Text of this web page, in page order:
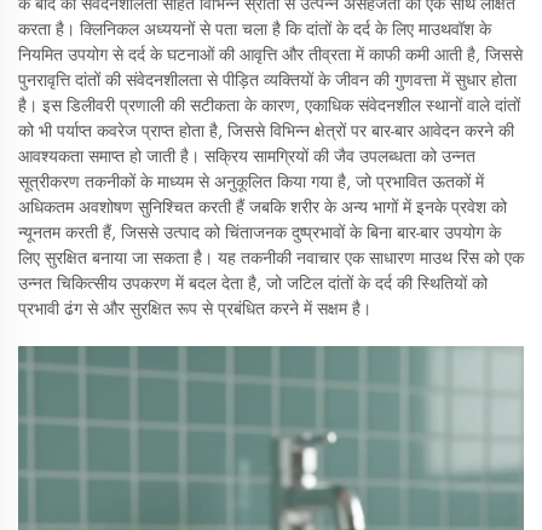
करता है। क्लिनिकल अध्ययनों से पता चला है कि दांतों के दर्द के लिए माउथवॉश के
नियमित उपयोग से दर्द के घटनाओं की आवृत्ति और तीव्रता में काफी कमी आती है, जिससे
पुनरावृत्ति दांतों की संवेदनशीलता से पीड़ित व्यक्तियों के जीवन की गुणवत्ता में सुधार होता
है। इस डिलीवरी प्रणाली की सटीकता के कारण, एकाधिक संवेदनशील स्थानों वाले दांतों
को भी पर्याप्त कवरेज प्राप्त होता है, जिससे विभिन्न क्षेत्रों पर बार-बार आवेदन करने की
आवश्यकता समाप्त हो जाती है। सक्रिय सामग्रियों की जैव उपलब्धता को उन्नत
सूत्रीकरण तकनीकों के माध्यम से अनुकूलित किया गया है, जो प्रभावित ऊतकों में
अधिकतम अवशोषण सुनिश्चित करती हैं जबकि शरीर के अन्य भागों में इनके प्रवेश को
न्यूनतम करती हैं, जिससे उत्पाद को चिंताजनक दुष्प्रभावों के बिना बार-बार उपयोग के
लिए सुरक्षित बनाया जा सकता है। यह तकनीकी नवाचार एक साधारण माउथ रिंस को एक
उन्नत चिकित्सीय उपकरण में बदल देता है, जो जटिल दांतों के दर्द की स्थितियों को
प्रभावी ढंग से और सुरक्षित रूप से प्रबंधित करने में सक्षम है।